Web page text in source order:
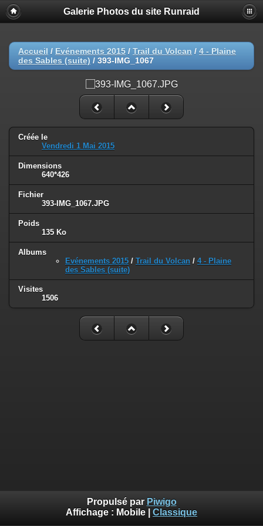
Galerie Photos du site Runraid
Accueil / Evénements 2015 / Trail du Volcan / 4 - Plaine
des Sables (suite) / 393-IMG_1067
Créée le
Vendredi 1 Mai 2015
Dimensions
640*426
Fichier
393-IMG_1067.JPG
Poids
135 Ko
Albums
Evénements 2015 / Trail du Volcan / 4 - Plaine
des Sables (suite)
Visites
1506
Propulsé par Piwigo
Affichage : Mobile Classique